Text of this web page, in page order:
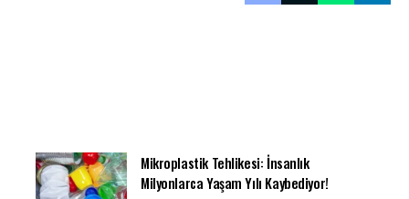
Mikroplastik Tehlikesi: İnsanlık
Milyonlarca Yaşam Yılı Kaybediyor!